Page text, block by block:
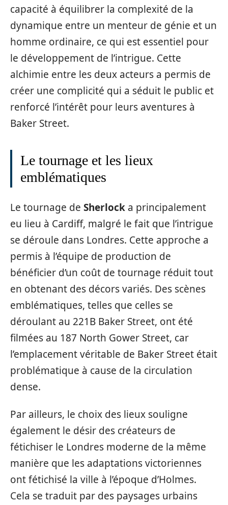
capacité à équilibrer la complexité de la
dynamique entre un menteur de génie et un
homme ordinaire, ce qui est essentiel pour
le développement de l’intrigue. Cette
alchimie entre les deux acteurs a permis de
créer une complicité qui a séduit le public et
renforcé l’intérêt pour leurs aventures à
Baker Street.
Le tournage et les lieux
emblématiques
Le tournage de Sherlock a principalement
eu lieu à Cardiff, malgré le fait que l’intrigue
se déroule dans Londres. Cette approche a
permis à l’équipe de production de
bénéficier d’un coût de tournage réduit tout
en obtenant des décors variés. Des scènes
emblématiques, telles que celles se
déroulant au 221B Baker Street, ont été
filmées au 187 North Gower Street, car
l’emplacement véritable de Baker Street était
problématique à cause de la circulation
dense.
Par ailleurs, le choix des lieux souligne
également le désir des créateurs de
fétichiser le Londres moderne de la même
manière que les adaptations victoriennes
ont fétichisé la ville à l’époque d’Holmes.
Cela se traduit par des paysages urbains